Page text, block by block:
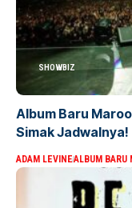
SHOWBIZ
Album Baru
Simak Jadwalnya!
ADAM LEVINEALBUM BARU